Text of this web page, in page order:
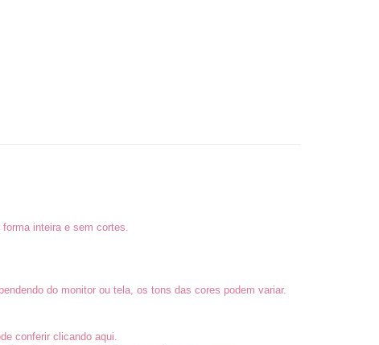
inteira e sem cortes.
do monitor ou tela, os tons das cores podem variar.
conferir clicando aqui